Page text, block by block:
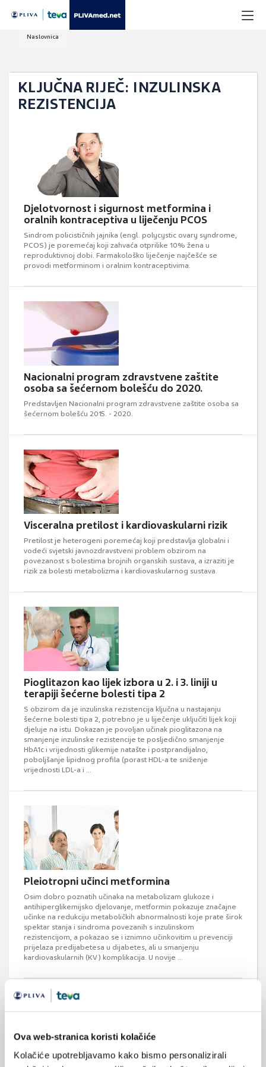
Ova web-stranica koristi kolačiće
Kolačiće upotrebljavamo kako bismo personalizirali
Naslovnica
KLJUČNA RIJEČ: INZULINSKA
REZISTENCIJA
Djelotvornost i sigurnost metformina i
oralnih kontraceptiva u liječenju PCOS
Sindrom policističnih jajnika (engl. polycystic ovary syndrome,
PCOS) je poremećaj koji zahvaća otprilike 10% žena u
reproduktivnoj dobi. Farmakološko liječenje najčešće se
provodi metforminom i oralnim kontraceptivima.
Nacionalni program zdravstvene zaštite
osoba sa šećernom bolešću do 2020.
Predstavljen Nacionalni program zdravstvene zaštite osoba sa
šećernom bolešću 2015. - 2020.
Visceralna pretilost i kardiovaskularni rizik
Pretilost je heterogeni poremećaj koji predstavlja globalni i
vodeći svjetski javnozdravstveni problem obzirom na
povezanost s bolestima brojnih organskih sustava, a izraziti je
rizik za bolesti metabolizma i kardiovaskularnog sustava.
Pioglitazon kao lijek izbora u 2. i 3. liniji u
terapiji šećerne bolesti tipa 2
S obzirom da je inzulinska rezistencija ključna u nastajanju
šećerne bolesti tipa 2, potrebno je u liječenje uključiti lijek koji
djeluje na istu. Dokazan je povoljan učinak pioglitazona na
smanjenje inzulinske rezistencije te posljedično smanjenje
HbA1c i vrijednosti glikemije natašte i postprandijalno,
poboljšanje lipidnog profila (porast HDL-a te sniženje
vrijednosti LDL-a i ...
Pleiotropni učinci metformina
Osim dobro poznatih učinaka na metabolizam glukoze i
antihiperglikemijsko djelovanje, metformin pokazuje značajne
učinke na redukciju metaboličkih abnormalnosti koje prate širok
spektar stanja i sindroma povezanih s inzulinskom
rezistencijom, a pokazao se i iznimno učinkovitim u prevenciji
prijelaza predijabetesa u dijabetes, ali u smanjenju
kardiovaskularnih (KV) komplikacija. U novije ...